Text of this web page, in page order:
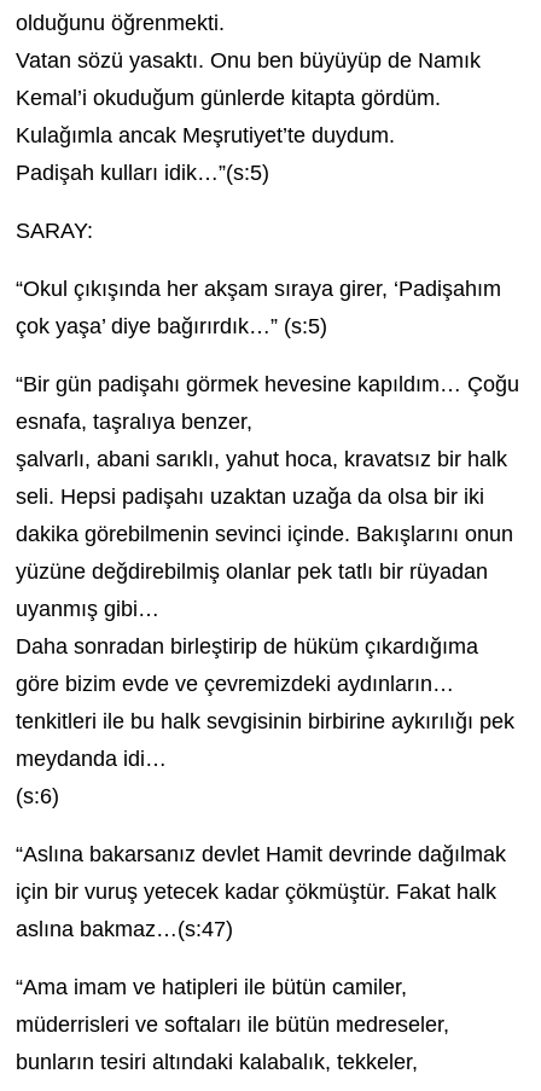
olduğunu öğrenmekti.
Vatan sözü yasaktı. Onu ben büyüyüp de Namık
Kemal’i okuduğum günlerde kitapta gördüm.
Kulağımla ancak Meşrutiyet’te duydum.
Padişah kulları idik…”(s:5)
SARAY:
“Okul çıkışında her akşam sıraya girer, ‘Padişahım
çok yaşa’ diye bağırırdık…” (s:5)
“Bir gün padişahı görmek hevesine kapıldım… Çoğu
esnafa, taşralıya benzer,
şalvarlı, abani sarıklı, yahut hoca, kravatsız bir halk
seli. Hepsi padişahı uzaktan uzağa da olsa bir iki
dakika görebilmenin sevinci içinde. Bakışlarını onun
yüzüne değdirebilmiş olanlar pek tatlı bir rüyadan
uyanmış gibi…
Daha sonradan birleştirip de hüküm çıkardığıma
göre bizim evde ve çevremizdeki aydınların…
tenkitleri ile bu halk sevgisinin birbirine aykırılığı pek
meydanda idi…
(s:6)
“Aslına bakarsanız devlet Hamit devrinde dağılmak
için bir vuruş yetecek kadar çökmüştür. Fakat halk
aslına bakmaz…(s:47)
“Ama imam ve hatipleri ile bütün camiler,
müderrisleri ve softaları ile bütün medreseler,
bunların tesiri altındaki kalabalık, tekkeler,